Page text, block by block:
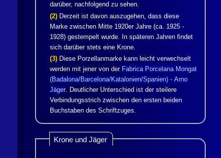
darüber, nachfolgend zu sehen.
(2) Derzeit ist davon auszugehen, dass diese
Marke zwischen Mitte 1920er Jahre (ca. 1925 -
1928) gestempelt wurde. In späteren Jahren findet
sich darüber stets eine Krone.
(3) Diese Porzellanmarke kann leicht verwechselt
werden mit jener von der Fabrica Porcelana Mongat
(Badalona/Barcelona/Katalonien/Spanien) -Arno
Jäger. Deutlicher Unterschied ist der steilere
Verbindungsstrich zwischen den ersten beiden
Buchstaben des Schriftzuges.
Krone undJäger